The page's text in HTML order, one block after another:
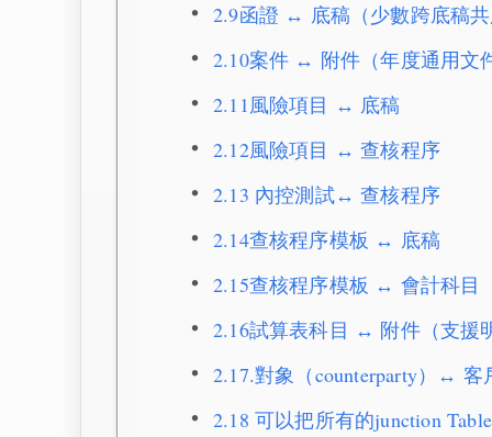
2.9函證 ↔ 底稿（少數跨底稿
2.10案件 ↔ 附件（年度通用文
2.11風險項目 ↔ 底稿
2.12風險項目 ↔ 查核程序
2.13 內控測試↔ 查核程序
2.14查核程序模板 ↔ 底稿
2.15查核程序模板 ↔ 會計科目
2.16試算表科目 ↔ 附件（支援
2.17.對象（counterparty）↔ 客
2.18 可以把所有的junction